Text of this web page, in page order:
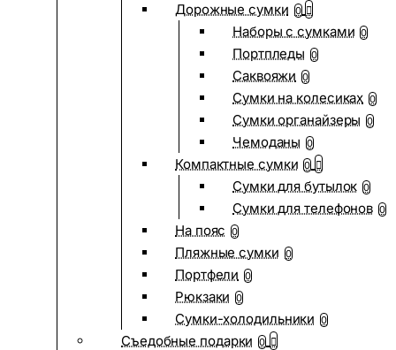
Дорожные сумки 0
Наборы с сумками 0
Портпледы 0
Саквояжи 0
Сумки на колесиках 0
Сумки органайзеры 0
Чемоданы 0
Компактные сумки 0
Сумки для бутылок 0
Сумки для телефонов 0
На пояс 0
Пляжные сумки 0
Портфели 0
Рюкзаки 0
Сумки-холодильники 0
Съедобные подарки 0